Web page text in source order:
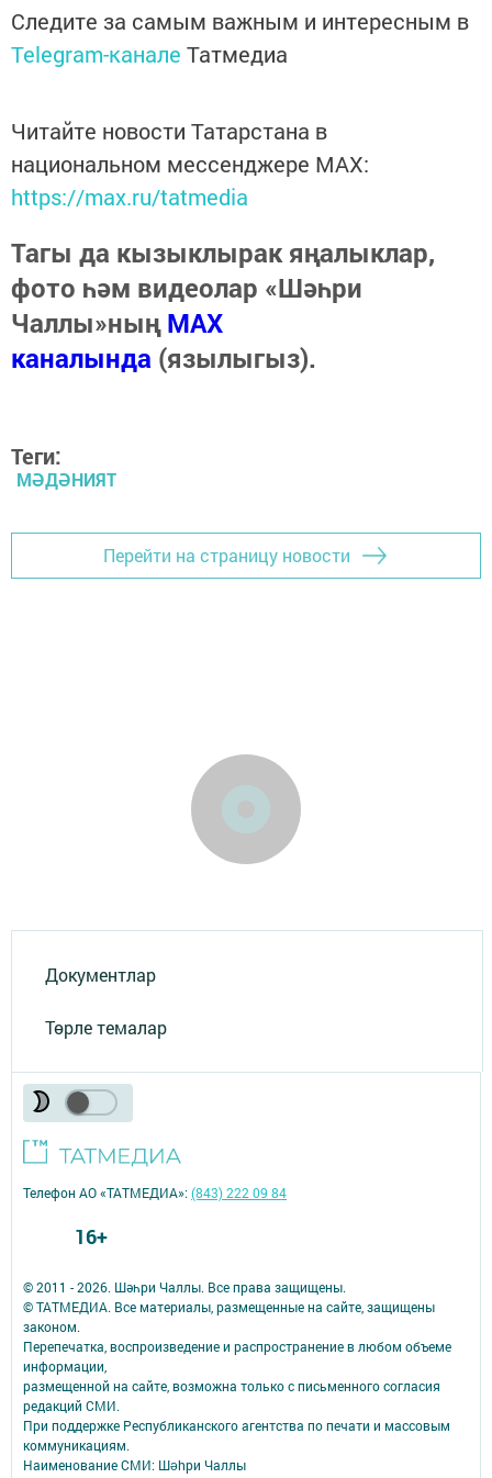
Следите за самым важным и интересным в
Telegram-канале Татмедиа
Читайте новости Татарстана в
национальном мессенджере MАХ:
https://max.ru/tatmedia
Тагы да кызыклырак яңалыклар,
фото һәм видеолар «Шәһри
Чаллы»ныңMAX
каналында (язылыгыз).
Теги:
МӘДӘНИЯТ
Перейти на страницу новости
Документлар
Төрле темалар
© 2011 - 2026. Шәһри Чаллы. Все права защищены.
© ТАТМЕДИА. Все материалы, размещенные на сайте, защищены
законом.
Перепечатка, воспроизведение и распространение в любом объеме
информации,
размещенной на сайте, возможна только с письменного согласия
редакций СМИ.
При поддержке Республиканского агентства по печати и массовым
коммуникациям.
Наименование СМИ: Шəhри Чаллы
Телефон АО «ТАТМЕДИА»:(843) 222 09 84
16+